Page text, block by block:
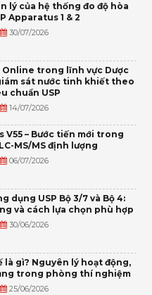
lý của hệ thống đo độ hòa
Apparatus 1 & 2
30/07/2026
Online trong lĩnh vực Dược
sát nước tinh khiết theo
chuẩn USP
14/07/2026
V55 – Bước tiến mới trong
MS/MS định lượng
06/07/2026
dụng USP Bộ 3/7 và Bộ 4:
và cách lựa chọn phù hợp
30/06/2026
là gì? Nguyên lý hoạt động,
trong phòng thí nghiệm
25/06/2026